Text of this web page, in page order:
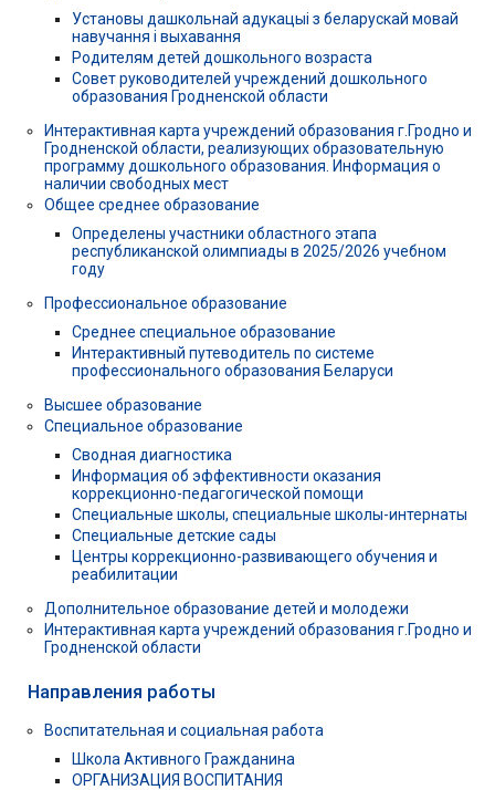
Установы дашкольнай адукацыі з беларускай мовай
навучання і выхавання
Родителям детей дошкольного возраста
Совет руководителей учреждений дошкольного
образования Гродненской области
Интерактивная карта учреждений образования г.Гродно и
Гродненской области, реализующих образовательную
программу дошкольного образования. Информация о
наличии свободных мест
Общее среднее образование
Определены участники областного этапа
республиканской олимпиады в 2025/2026 учебном
году
Профессиональное образование
Среднее специальное образование
Интерактивный путеводитель по системе
профессионального образования Беларуси
Высшее образование
Специальное образование
Сводная диагностика
Информация об эффективности оказания
коррекционно-педагогической помощи
Специальные школы, специальные школы-интернаты
Специальные детские сады
Центры коррекционно-развивающего обучения и
реабилитации
Дополнительное образование детей и молодежи
Интерактивная карта учреждений образования г.Гродно и
Гродненской области
Направления работы
Воспитательная и социальная работа
Школа Активного Гражданина
ОРГАНИЗАЦИЯ ВОСПИТАНИЯ